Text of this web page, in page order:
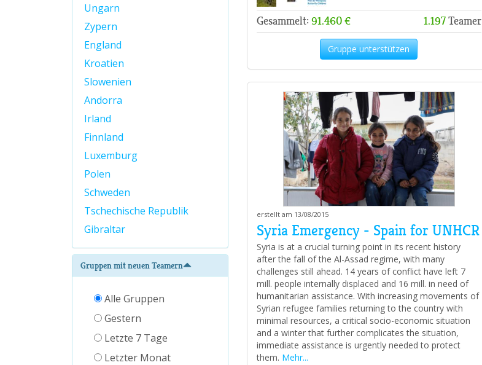
Ungarn
Zypern
England
Kroatien
Slowenien
Andorra
Irland
Finnland
Luxemburg
Polen
Schweden
Tschechische Republik
Gibraltar
Gruppen mit neuen Teamern
Alle Gruppen
Gestern
Letzte 7 Tage
Letzter Monat
Gesammelt: 91.460 € 1.197Teamer
Gruppe unterstützen
erstellt am 13/08/2015
Syria Emergency - Spain for UNHCR
Syria is at a crucial turning point in its recent history
after the fall of the Al-Assad regime, with many
challenges still ahead. 14 years of conflict have left 7
mill. people internally displaced and 16 mill. in need of
humanitarian assistance. With increasing movements of
Syrian refugee families returning to the country with
minimal resources, a critical socio-economic situation
and a winter that further complicates the situation,
immediate assistance is urgently needed to protect
them. Mehr...